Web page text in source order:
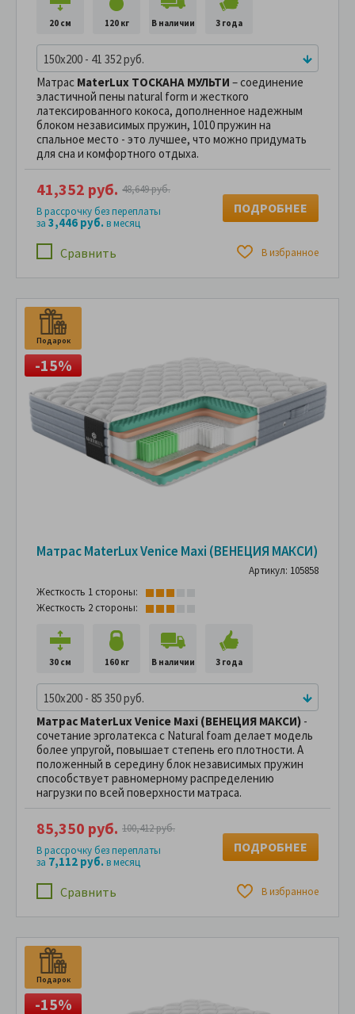
20 см 120 кг В наличии 3 года
150x200 - 41 352 руб.
Матрас MaterLux ТОСКАНА МУЛЬТИ – соединение
эластичной пены natural form и жесткого
латексированного кокоса, дополненное надежным
блоком независимых пружин, 1010 пружин на
спальное место - это лучшее, что можно придумать
для сна и комфортного отдыха.
Сравнить В избранное
41,352 руб. 48,649 руб.
В рассрочку без переплаты
за 3,446 руб.в месяц
ПОДРОБНЕЕ
Подарок
-15%
Матрас MaterLux Venice Maxi (ВЕНЕЦИЯ МАКСИ)
Артикул: 105858
Жесткость 1 стороны:
Жесткость 2 стороны:
30 см 160 кг В наличии 3 года
150x200 - 85 350 руб.
Матрас MaterLux Venice Maxi (ВЕНЕЦИЯ МАКСИ) -
сочетание эрголатекса с Natural foаm делает модель
более упругой, повышает степень его плотности. А
положенный в середину блок независимых пружин
способствует равномерному распределению
нагрузки по всей поверхности матраса.
Сравнить В избранное
85,350 руб. 100,412 руб.
В рассрочку без переплаты
за 7,112 руб.в месяц
ПОДРОБНЕЕ
Подарок
-15%